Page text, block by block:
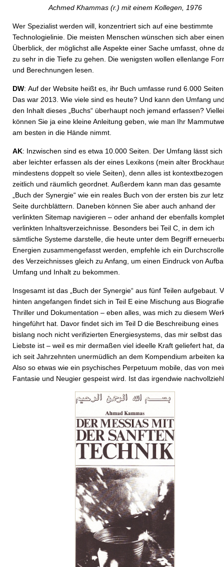
Achmed Khammas (r.) mit einem Kollegen, 1976
Wer Spezialist werden will, konzentriert sich auf eine bestimmte
Technologielinie. Die meisten Menschen wünschen sich aber einen
Überblick, der möglichst alle Aspekte einer Sache umfasst, ohne
zu sehr in die Tiefe zu gehen. Die wenigsten wollen ellenlange
und Berechnungen lesen.
DW: Auf der Website heißt es, ihr Buch umfasse rund 6.000
Das war 2013. Wie viele sind es heute? Und kann den Umfang
den Inhalt dieses „Buchs“ überhaupt noch jemand erfassen?
können Sie ja eine kleine Anleitung geben, wie man Ihr
am besten in die Hände nimmt.
AK: Inzwischen sind es etwa 10.000 Seiten. Der Umfang lässt sich
aber leichter erfassen als der eines Lexikons (mein alter
mindestens doppelt so viele Seiten), denn alles ist kontextbezogen
zeitlich und räumlich geordnet. Außerdem kann man das gesamte
„Buch der Synergie“ wie ein reales Buch von der ersten bis zur
Seite durchblättern. Daneben können Sie aber auch anhand der
verlinkten Sitemap navigieren – oder anhand der ebenfalls
verlinkten Inhaltsverzeichnisse. Besonders bei Teil C, in dem ich
sämtliche Systeme darstelle, die heute unter dem Begriff
Energien zusammengefasst werden, empfehle ich ein
des Verzeichnisses gleich zu Anfang, um einen Eindruck von
Umfang und Inhalt zu bekommen.
Insgesamt ist das „Buch der Synergie“ aus fünf Teilen aufgebaut.
hinten angefangen findet sich in Teil E eine Mischung aus
Thriller und Dokumentation – eben alles, was mich zu diesem
hingeführt hat. Davor findet sich im Teil D die Beschreibung eines
bislang noch nicht verifizierten Energiesystems, das mir selbst das
Liebste ist – weil es mir dermaßen viel ideelle Kraft geliefert hat,
ich seit Jahrzehnten unermüdlich an dem Kompendium arbeiten
Also so etwas wie ein psychisches Perpetuum mobile, das von
Fantasie und Neugier gespeist wird. Ist das irgendwie